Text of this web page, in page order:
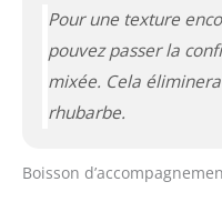
Pour une texture
pouvez passer la
mixée. Cela
rhubarbe.
Boisson